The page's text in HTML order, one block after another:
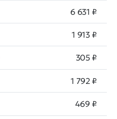
6 631 ₽
1 913 ₽
305 ₽
1 792 ₽
469 ₽